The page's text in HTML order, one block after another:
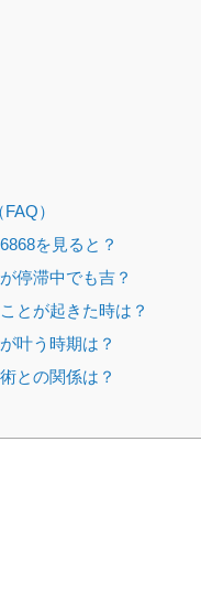
）
を見ると？
停滞中でも吉？
とが起きた時は？
叶う時期は？
との関係は？